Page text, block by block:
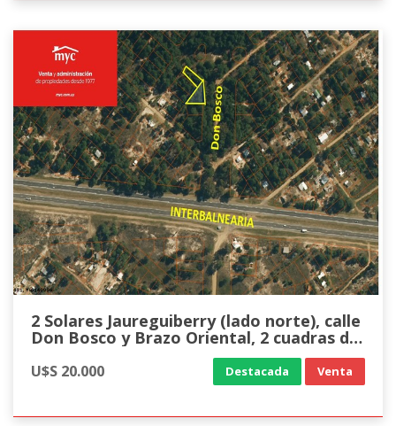
2 Solares Jaureguiberry (lado norte), calle
Don Bosco y Brazo Oriental, 2 cuadras de
U$S 20.000 Destacada Venta